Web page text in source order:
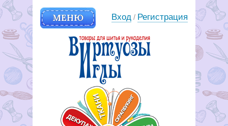
МЕНЮ Вход / Регистрация